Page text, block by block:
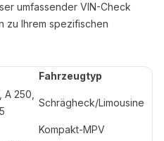
umfassender VIN-Check
zu Ihrem spezifischen
Fahrzeugtyp
A 250,
Schrägheck/Limousine
Kompakt-MPV